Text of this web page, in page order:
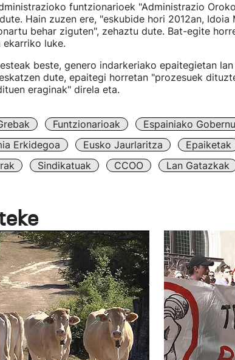
funtzionarioek "Administrazio
Hain zuzen ere, "eskubide hori 2012an, Idoia
behar ziguten", zehaztu dute. Bat-egite
ekarriko luke.
beste, genero indarkeriako epaitegietan
dute, epaitegi horretan "prozesuek
eraginak" direla eta.
Funtzionarioak
Espainiako
Erkidegoa
Eusko Jaurlaritza
Epaiketak
Sindikatuak CCOO Lan Gatazkak